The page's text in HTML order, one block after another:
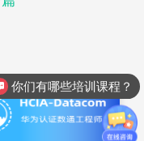
专业资质和技能认
保您在数据库领域
认证是一项明智的
你们有哪些培训课程？